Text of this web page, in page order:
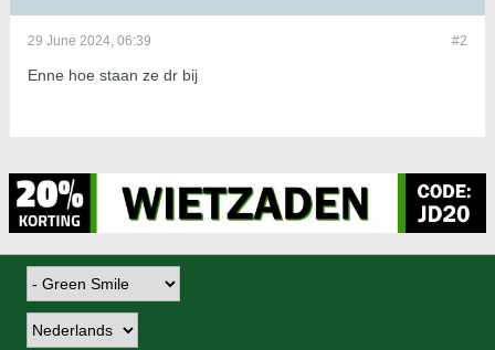
#2
29 June 2024, 06:39
Enne hoe staan ze dr bij